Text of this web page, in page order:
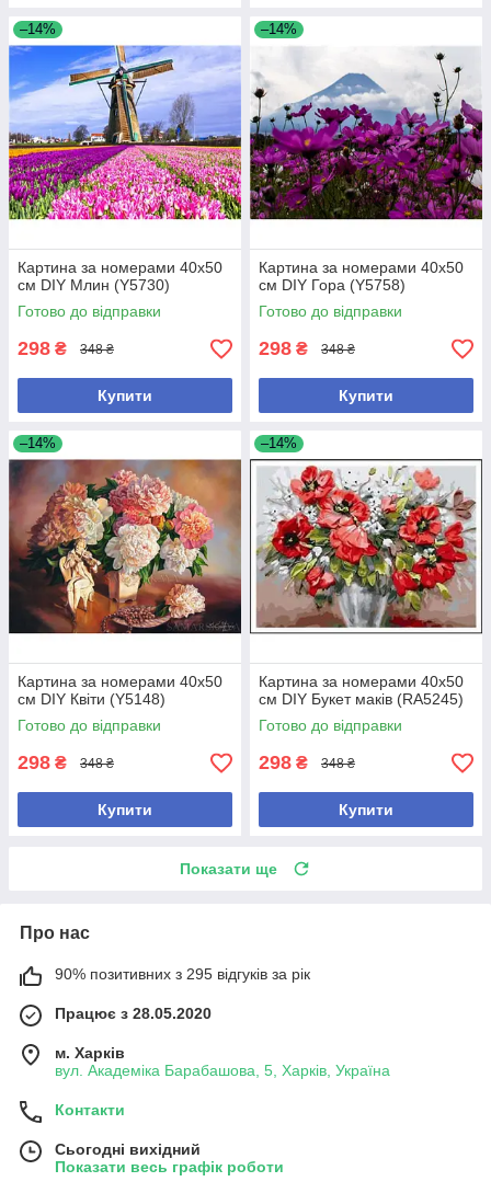
–14%
Картина за номерами 40х50
см DIY Млин (Y5730)
Готово до відправки
298 ₴ 348 ₴
Купити
–14%
Картина за номерами 40х50
см DIY Гора (Y5758)
Готово до відправки
298 ₴ 348 ₴
Купити
–14%
Картина за номерами 40х50
см DIY Квіти (Y5148)
Готово до відправки
298 ₴ 348 ₴
Купити
–14%
Картина за номерами 40х50
см DIY Букет маків (RA5245)
Готово до відправки
298 ₴ 348 ₴
Купити
Показати ще
Про нас
90% позитивних з 295 відгуків за рік
Працює з 28.05.2020
м. Харків
вул. Академіка Барабашова, 5, Харків, Україна
Контакти
Сьогодні вихідний
Показати весь графік роботи